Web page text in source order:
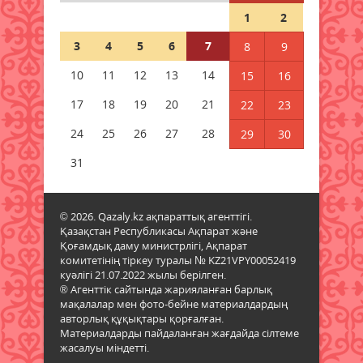
+41 градус: Қазақстанда жаңа
07 тамыз 2026 ж.
5547 әскери бөлімінде «Алғашқы
Қаржылық сауаттылықты
07 тамыз 2026 ж.
Ауыл шаруашылығы – өңір
экономикасының негізгі тірегі
07 тамыз 2026 ж. 68
Бүгін шетел валютасы қанша
теңгеден саудаланып жатыр
1
2
3
4 5 6 7 8
9
10
11 12 13 14 15
16
17
18 19 20 21 22
23
24
25 26 27 28 29
30
31
© 2026. Qazaly.kz ақпараттық агенттігі.
Қазақстан Республикасы Ақпарат және
Қоғамдық даму министрлігі, Ақпарат
комитетінің тіркеу туралы № KZ21VPY00052419
куәлігі 21.07.2022 жылы берілген.
® Агенттік сайтында жарияланған барлық
мақалалар мен фото-бейне материалдардың
авторлық құқықтары қорғалған.
Материалдарды пайдаланған жағдайда сілтеме
жасалуы міндетті.